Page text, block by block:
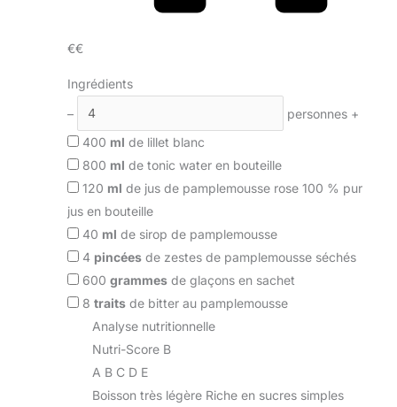
€€
Ingrédients
–
personnes +
400 ml de lillet blanc
800 ml de tonic water en bouteille
120 ml de jus de pamplemousse rose 100 % pur
jus en bouteille
40 ml de sirop de pamplemousse
4 pincées de zestes de pamplemousse séchés
600 grammes de glaçons en sachet
8 traits de bitter au pamplemousse
Analyse nutritionnelle
Nutri-Score B
A B C D E
Boisson très légère Riche en sucres simples